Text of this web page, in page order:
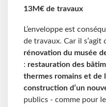
13M€ de travaux
L’enveloppe est
de travaux. Car il s’agit
rénovation du musée
: restauration des
thermes romains et de
construction d’un
publics - comme pour